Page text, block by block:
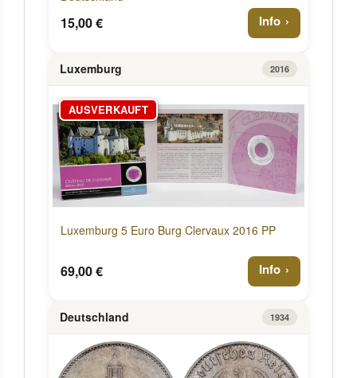
15,00 € Info
Luxemburg 2016
AUSVERKAUFT
Luxemburg 5 Euro Burg Clervaux 2016 PP
69,00 € Info
Deutschland 1934